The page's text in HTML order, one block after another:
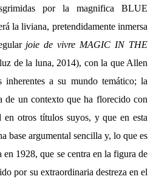
por la magnifica BLUE
la liviana, pretendidamente inmersa
joie de vivre MAGIC IN THE
de la luna, 2014), con la que Allen
a su mundo temático; la
de un contexto que ha florecido con
en otros títulos suyos, y que en esta
base argumental sencilla y, lo que es
1928, que se centra en la figura de
por su extraordinaria destreza en el